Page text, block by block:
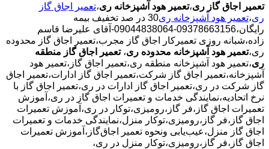
تعمیر اجاق گاز ری،تعمیر هود آشپزخانه ری،تعمیر اجاق گاز
ری،تعمیر هود آشپزخانه ری
30 در صد تخفیف بیمه
رایگان،09378663156-09044838064-آقای علیرضا قاسم
زاده،شبانه روزی تعمیرکار اجاق گاز مجرب،تعمیر اجاق گاز محدوده
ری،تعمیر هود آشپزخانه محدوده ری، تعمیر اجاق گاز منطقه
ری،تعمیر هود آشپزخانه منطقه ری،تعمیر اجاق گاز،تعمیر هود
آشپزخانه،تعمیر اجاق گاز شرکت،تعمیر اجاق گاز ادارات،تعمیر اجاق
گاز شرکت در ری،تعمیر اجاق گاز ادارات در ری،تعمیر اجاق گاز با
نرخ اتحادیه،نمایندگی خدمات و تعمیرات اجاق گاز در ری،آموزش
تعمیرات اجاق گاز،فر گاز،رومیزی،توکار در ری،آموزش تعمیرات
اجاق گاز،فر گاز،رومیزی،توکار منزل،نمایندگی خدمات و تعمیرات
اجاق گاز منزل،عیب‌یابی ونحوه تعمیر اجاق‌گاز،آموزش تعمیرات
اجاق گاز،فر گاز،رومیزی،توکار منزل در ری،